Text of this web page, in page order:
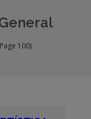
100)